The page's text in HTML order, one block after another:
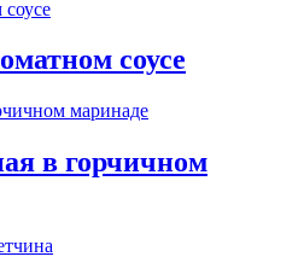
соусе
в горчичном